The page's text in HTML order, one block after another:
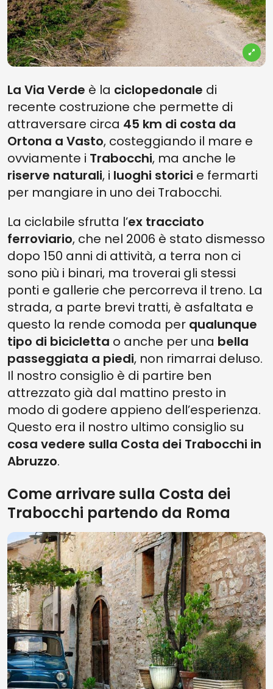
La Via Verde è la ciclopedonale di
recente costruzione che permette di
attraversare circa 45 km di costa da
Ortona a Vasto, costeggiando il mare e
ovviamente i Trabocchi, ma anche le
riserve naturali, i luoghi storici e fermarti
per mangiare in uno dei Trabocchi.
La ciclabile sfrutta l’ex tracciato
ferroviario, che nel 2006 è stato dismesso
dopo 150 anni di attività, a terra non ci
sono più i binari, ma troverai gli stessi
ponti e gallerie che percorreva il treno. La
strada, a parte brevi tratti, è asfaltata e
questo la rende comoda per qualunque
tipo di bicicletta o anche per una bella
passeggiata a piedi, non rimarrai deluso.
Il nostro consiglio è di partire ben
attrezzato già dal mattino presto in
modo di godere appieno dell’esperienza.
Questo era il nostro ultimo consiglio su
cosa vedere sulla Costa dei Trabocchi in
Abruzzo.
Come arrivare sulla Costa dei
Trabocchi partendo da Roma